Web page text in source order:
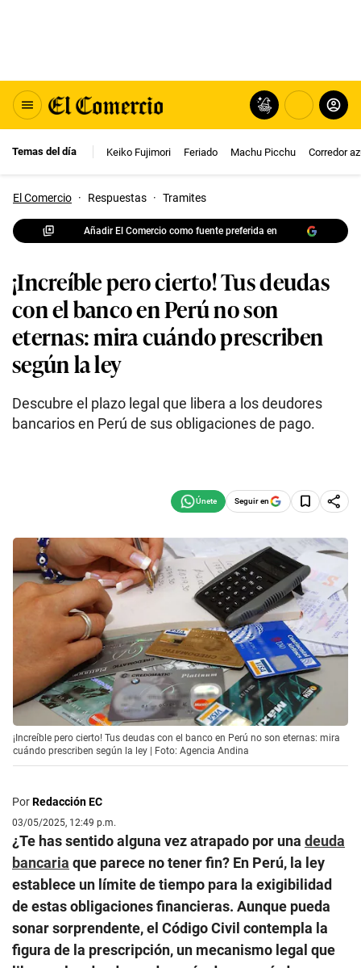
Temas del día Keiko Fujimori Feriado Machu Picchu Corredor
El Comercio · Respuestas · Tramites
Añadir El Comercio como fuente preferida en
¡Increíble pero cierto! Tus deudas
con el banco en Perú no son
eternas: mira cuándo prescriben
según la ley
Descubre el plazo legal que libera a los deudores
bancarios en Perú de sus obligaciones de pago.
Seguir en
¡Increíble pero cierto! Tus deudas con el banco en Perú no son eternas: mira
cuándo prescriben según la ley | Foto: Agencia Andina
PorRedacción EC
03/05/2025, 12:49 p.m.
¿Te has sentido alguna vez atrapado por una deuda
bancaria que parece no tener fin? En Perú, la ley
establece un límite de tiempo para la exigibilidad
de estas obligaciones financieras. Aunque pueda
sonar sorprendente, el Código Civil contempla la
figura de la prescripción, un mecanismo legal que